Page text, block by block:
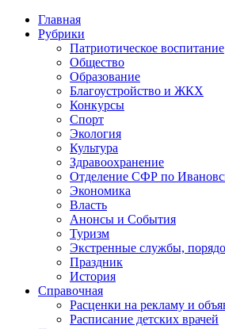
Главная
Рубрики
Патриотическое воспитание
Общество
Образование
Благоустройство и ЖКХ
Конкурсы
Спорт
Экология
Культура
Здравоохранение
Отделение СФР по
Экономика
Власть
Анонсы и События
Туризм
Экстренные службы,
Праздник
История
Справочная
Расценки на рекламу и
Расписание детских врачей